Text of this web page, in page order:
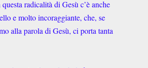
radicalità di Gesù c’è anche
e molto incoraggiante, che, se
alla parola di Gesù, ci porta tanta